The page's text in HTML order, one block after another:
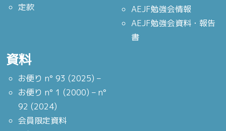
定款
AEJF勉強会情報
AEJF勉強会資料・報告
書
資料
お便り n° 93 (2025) –
お便り n° 1 (2000) – n°
92 (2024)
会員限定資料